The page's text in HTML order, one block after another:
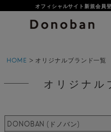
LINEお友だち登録で500
オフィシャルサイト新規会員
HOME オリジナルブランド一覧
オリジナル
DONOBAN (ドノバン)